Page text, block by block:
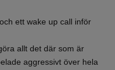
ett wake up call inför
allt det där som är
aggressivt över hela